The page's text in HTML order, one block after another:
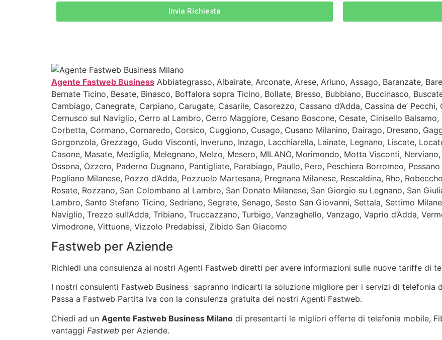
Invia Richiesta
Agente Fastweb Business Abbiategrasso, Albairate, Arconate, Arese, Arluno, Assago, Baranzate,
Bernate Ticino, Besate, Binasco, Boffalora sopra Ticino, Bollate, Bresso, Bubbiano, Buccinasco,
Cambiago, Canegrate, Carpiano, Carugate, Casarile, Casorezzo, Cassano d’Adda, Cassina de’
Cernusco sul Naviglio, Cerro al Lambro, Cerro Maggiore, Cesano Boscone, Cesate, Cinisello
Corbetta, Cormano, Cornaredo, Corsico, Cuggiono, Cusago, Cusano Milanino, Dairago, Dresano,
Gorgonzola, Grezzago, Gudo Visconti, Inveruno, Inzago, Lacchiarella, Lainate, Legnano, Liscate,
Casone, Masate, Mediglia, Melegnano, Melzo, Mesero, MILANO, Morimondo, Motta Visconti,
Ossona, Ozzero, Paderno Dugnano, Pantigliate, Parabiago, Paullo, Pero, Peschiera Borromeo,
Pogliano Milanese, Pozzo d’Adda, Pozzuolo Martesana, Pregnana Milanese, Rescaldina, Rho,
Rosate, Rozzano, San Colombano al Lambro, San Donato Milanese, San Giorgio su Legnano, San
Lambro, Santo Stefano Ticino, Sedriano, Segrate, Senago, Sesto San Giovanni, Settala, Settimo
Naviglio, Trezzo sull’Adda, Tribiano, Truccazzano, Turbigo, Vanzaghello, Vanzago, Vaprio d’Adda,
Vimodrone, Vittuone, Vizzolo Predabissi, Zibido San Giacomo
Fastweb per Aziende
Richiedi una consulenza ai nostri Agenti Fastweb diretti per avere informazioni sulle nuove tariffe di
I nostri consulenti Fastweb Business sapranno indicarti la soluzione migliore per i servizi di telefonia
Passa a Fastweb Partita Iva con la consulenza gratuita dei nostri Agenti Fastweb.
Chiedi ad un Agente Fastweb Business Milano di presentarti le migliori offerte di telefonia mobile,
vantaggi Fastweb per Aziende.